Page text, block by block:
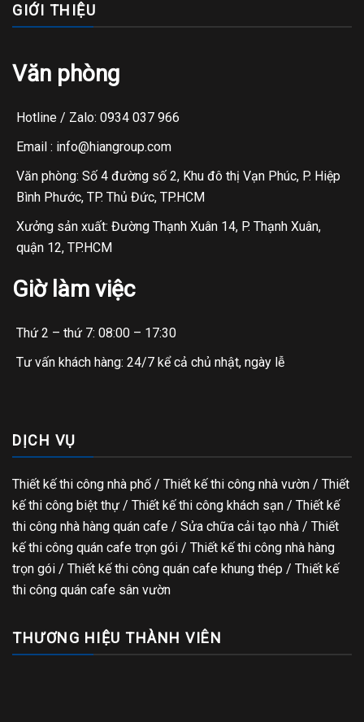
GIỚI THIỆU
Văn phòng
Hotline / Zalo: 0934 037 966
Email : info@hiangroup.com
Văn phòng: Số 4 đường số 2, Khu đô thị Vạn Phúc, P. Hiệp
Bình Phước, TP. Thủ Đức, TP.HCM
Xưởng sản xuất: Đường Thạnh Xuân 14, P. Thạnh Xuân,
quận 12, TP.HCM
Giờ làm việc
Thứ 2 – thứ 7: 08:00 – 17:30
Tư vấn khách hàng: 24/7 kể cả chủ nhật, ngày lễ
DỊCH VỤ
Thiết kế thi công nhà phố / Thiết kế thi công nhà vườn / Thiết
kế thi công biệt thự / Thiết kế thi công khách sạn / Thiết kế
thi công nhà hàng quán cafe / Sửa chữa cải tạo nhà / Thiết
kế thi công quán cafe trọn gói / Thiết kế thi công nhà hàng
trọn gói / Thiết kế thi công quán cafe khung thép / Thiết kế
thi công quán cafe sân vườn
THƯƠNG HIỆU THÀNH VIÊN